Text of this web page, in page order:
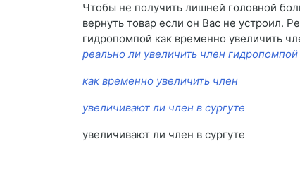
Чтобы не получить лишней головной
вернуть товар если он Вас не устроил.
гидропомпой как временно увеличить
реально ли увеличить член гидропомпой
как временно увеличить член
увеличивают ли член в сургуте
увеличивают ли член в сургуте